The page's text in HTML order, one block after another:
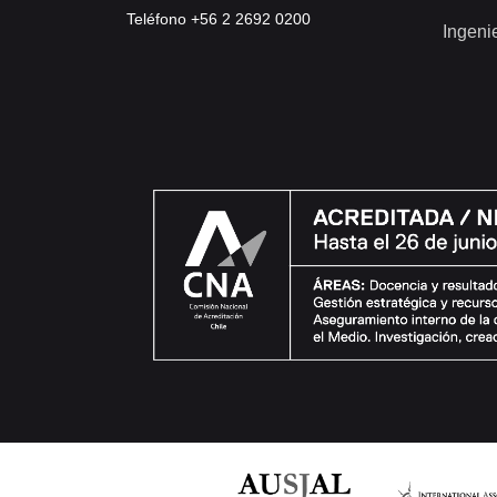
Teléfono +56 2 2692 0200